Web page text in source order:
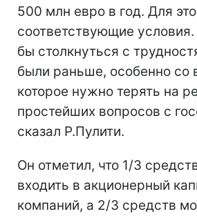
500 млн евро в год. Для
соответствующие
бы столкнуться с
были раньше, особенно со
которое нужно терять на
простейших вопросов с
сказал Р.Пулити.
Он отметил, что 1/3
входить в акционерный
компаний, а 2/3 средств